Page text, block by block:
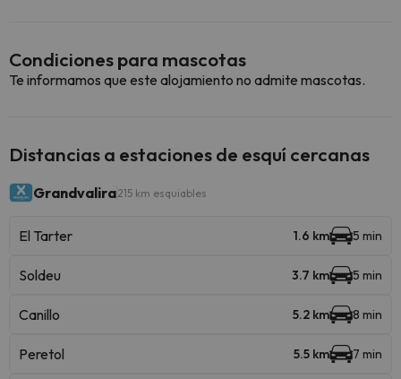
Condiciones para mascotas
Te informamos que este alojamiento no admite mascotas.
Distancias a estaciones de esquí cercanas
Grandvalira215 km esquiables
El Tarter 1.6 km 5 min
Soldeu 3.7 km 5 min
Canillo 5.2 km 8 min
Peretol 5.5 km 7 min